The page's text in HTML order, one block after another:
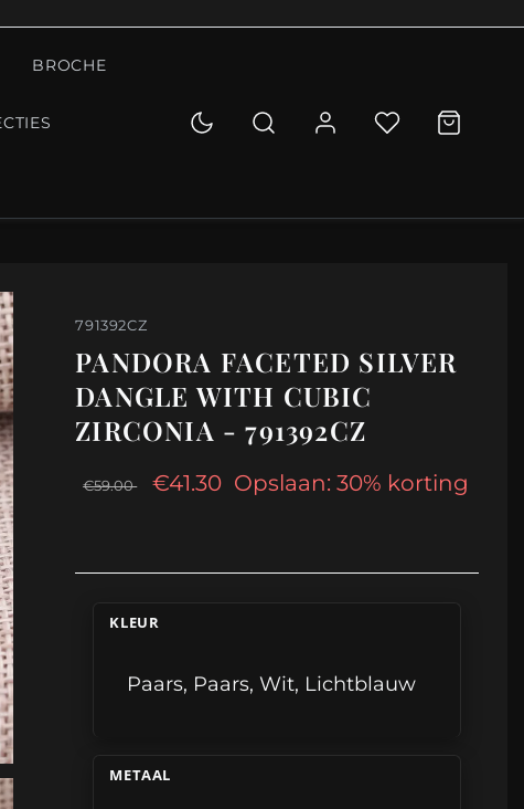
BROCHE
791392CZ
PANDORA FACETED SILVER
DANGLE WITH CUBIC
ZIRCONIA - 791392CZ
€59.00 €41.30 Opslaan: 30% korting
KLEUR
Paars, Paars,Wit, Lichtblauw
METAAL